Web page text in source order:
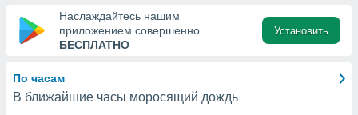
доступ
Наслаждайтесь нашим
приложением совершенно
БЕСПЛАТНО
Установить
По часам
В ближайшие часы моросящий дождь